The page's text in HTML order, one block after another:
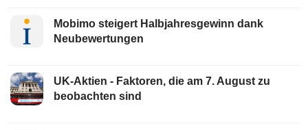
Mobimo steigert Halbjahresgewinn dank
Neubewertungen
UK-Aktien - Faktoren, die am 7. August zu
beobachten sind